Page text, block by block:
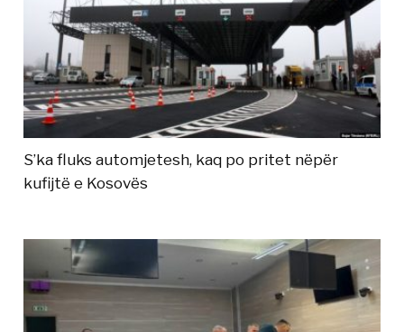
S’ka fluks automjetesh, kaq po pritet nëpër
kufijtë e Kosovës